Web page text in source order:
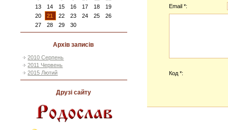
13
14 15 16 17 18
19
20
21 22 23 24 25
26
27
28 29 30
Архів записів
2010 Серпень
2011 Червень
2015 Лютий
Друзі сайту
Email *:
Код *: